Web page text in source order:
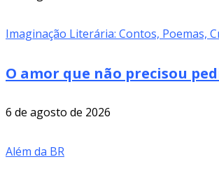
Imaginação Literária: Contos, Poemas,
O amor que não precisou
6 de agosto de 2026
Além da BR